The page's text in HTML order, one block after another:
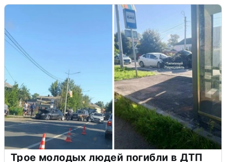
Трое молодых людей погибли в ДТП